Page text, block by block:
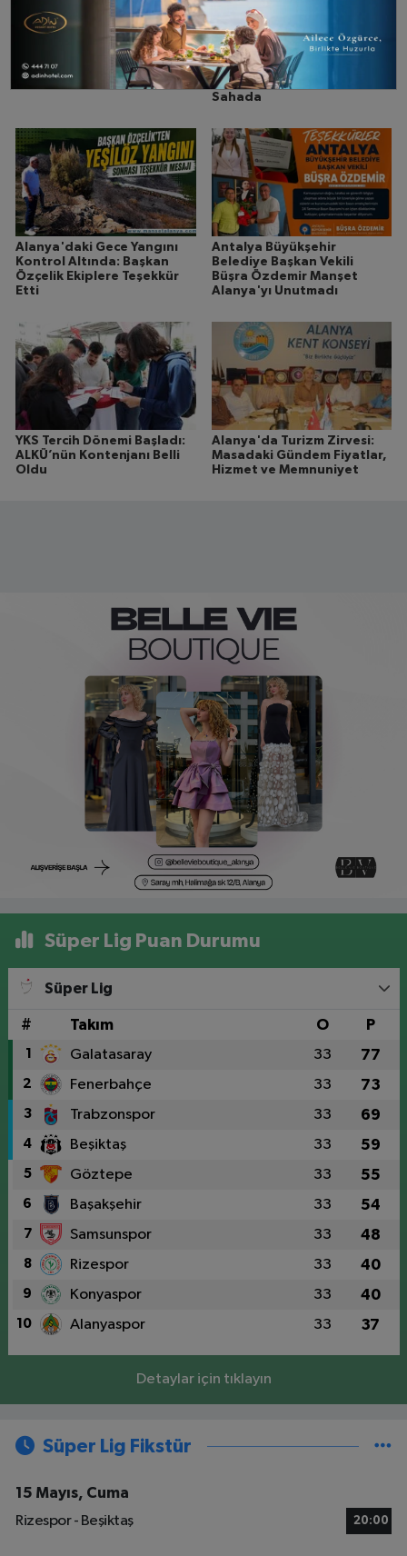
Çalıştılar, Başardılar,
Alanya’yı Gururlandırdılar
Sapadere’de Zamanla
Yarış: Belediye Ekipleri
Sahada
Alanya'daki Gece Yangını
Kontrol Altında: Başkan
Özçelik Ekiplere Teşekkür
Etti
Antalya Büyükşehir
Belediye Başkan Vekili
Büşra Özdemir Manşet
Alanya'yı Unutmadı
YKS Tercih Dönemi Başladı:
ALKÜ’nün Kontenjanı Belli
Oldu
Alanya'da Turizm Zirvesi:
Masadaki Gündem Fiyatlar,
Hizmet ve Memnuniyet
Süper Lig Puan Durumu
Süper Lig
# Takım O P
1 Galatasaray 33 77
2 Fenerbahçe 33 73
3 Trabzonspor 33 69
4 Beşiktaş 33 59
5 Göztepe 33 55
6 Başakşehir 33 54
7 Samsunspor 33 48
8 Rizespor 33 40
9 Konyaspor 33 40
10 Alanyaspor 33 37
Detaylar için tıklayın
Süper Lig Fikstür
15 Mayıs, Cuma
Rizespor - Beşiktaş
20:00